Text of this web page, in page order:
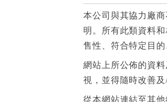
本公司與其協力廠
明。所有此類資料
售性、符合特定目
網站上所公佈的資
視，並得隨時改善
從本網站連結至其